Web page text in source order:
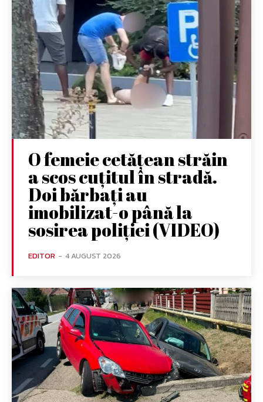
O femeie cetățean străin
a scos cuțitul în stradă.
Doi bărbați au
imobilizat-o până la
sosirea poliției (VIDEO)
EDITOR - 4 AUGUST 2026